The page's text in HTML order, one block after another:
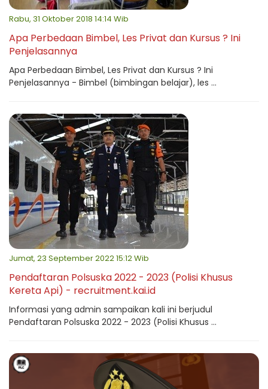
Rabu, 31 Oktober 2018 14:14 Wib
Apa Perbedaan Bimbel, Les Privat dan Kursus ? Ini
Penjelasannya
Apa Perbedaan Bimbel, Les Privat dan Kursus ? Ini
Penjelasannya - Bimbel (bimbingan belajar), les ...
Jumat, 23 September 2022 15:12 Wib
Pendaftaran Polsuska 2022 - 2023 (Polisi Khusus
Kereta Api) - recruitment.kai.id
Informasi yang admin sampaikan kali ini berjudul
Pendaftaran Polsuska 2022 - 2023 (Polisi Khusus ...